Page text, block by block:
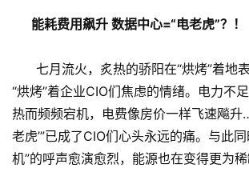
能耗费用飙升 数据中心=“电老虎”？！
七月流火，炙热的骄阳在“烘烤”着地
“烘烤”着企业CIO们焦虑的情绪。电力不
热而频频宕机，电费像房价一样飞速飚升
老虎’”已成了CIO们心头永远的痛。与此
机”的呼声愈演愈烈，能源也在变得更为